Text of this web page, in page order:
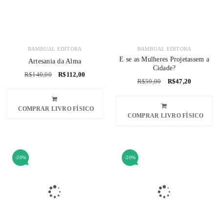
BAMBUAL EDITORA
Artesania da Alma
R$140,00 R$ 112,00
COMPRAR LIVRO FÍSICO
BAMBUAL EDITORA
E se as Mulheres Projetassem a
Cidade?
R$59,00 R$47,20
COMPRAR LIVRO FÍSICO
-20% -20%